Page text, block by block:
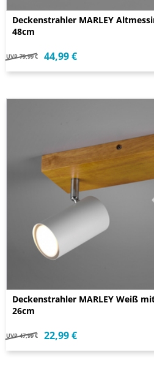
Deckenstrahler MARLEY
48cm
UVP 79,99 € 44,99 €
Deckenstrahler MARLEY Weiß
26cm
UVP 47,99 € 22,99 €